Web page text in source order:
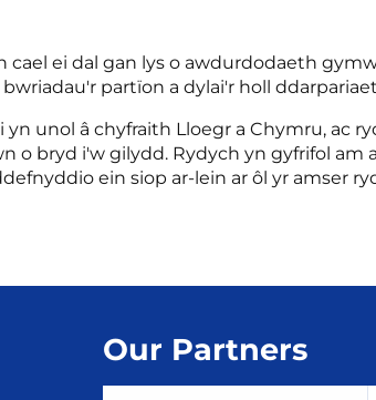
ei dal gan lys o awdurdodaeth
partïon a dylai'r holl
unol â chyfraith Lloegr a Chymru, ac
o bryd i'w gilydd. Rydych yn gyfrifol
ein siop ar-lein ar ôl yr amser
Our Partners